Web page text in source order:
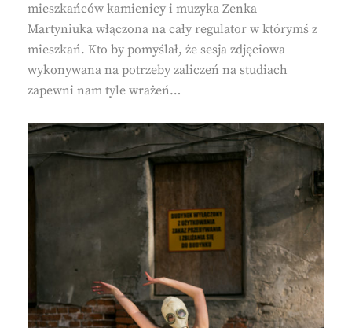
mieszkańców kamienicy i muzyka Zenka
Martyniuka włączona na cały regulator w którymś z
mieszkań. Kto by pomyślał, że sesja zdjęciowa
wykonywana na potrzeby zaliczeń na studiach
zapewni nam tyle wrażeń…